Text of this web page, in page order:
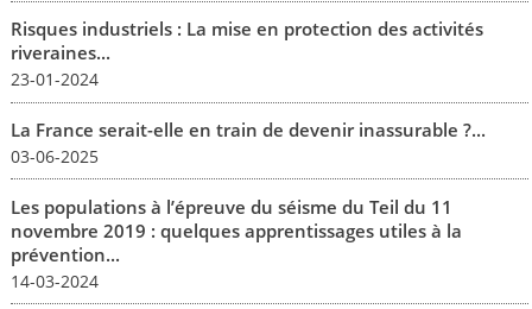
Risques industriels : La mise en protection des activités
riveraines...
23-01-2024
La France serait-elle en train de devenir inassurable ?...
03-06-2025
Les populations à l’épreuve du séisme du Teil du 11
novembre 2019 : quelques apprentissages utiles à la
prévention...
14-03-2024